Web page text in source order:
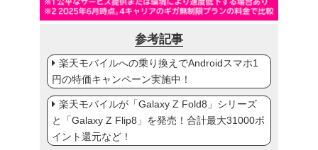
参考記事
楽天モバイルへの乗り換えでAndroidスマホ1
円の特価キャンペーン実施中！
楽天モバイルが「Galaxy Z Fold8」シリーズ
と「Galaxy Z Flip8」を発売！合計最大31000ポ
イント還元など！